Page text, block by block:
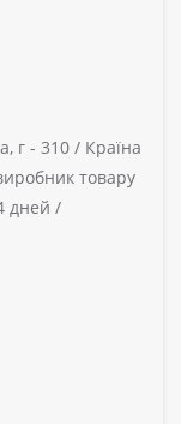
г - 310 / Країна
товару
дней /